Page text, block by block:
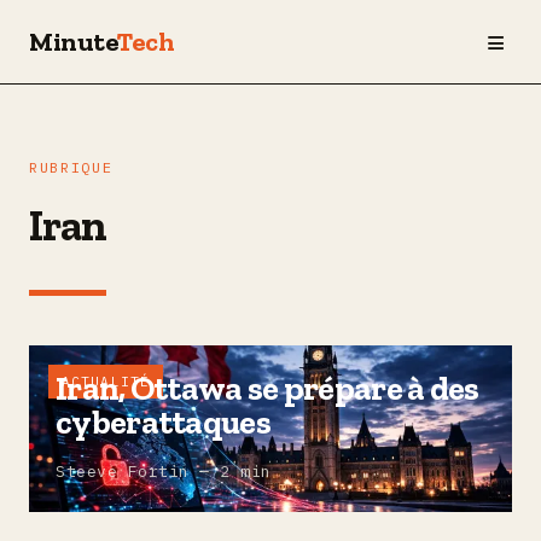
MinuteTech ≡
RUBRIQUE
Iran
ACTUALITÉ
Iran, Ottawa se prépare à des
cyberattaques
Steeve Fortin — 2 min